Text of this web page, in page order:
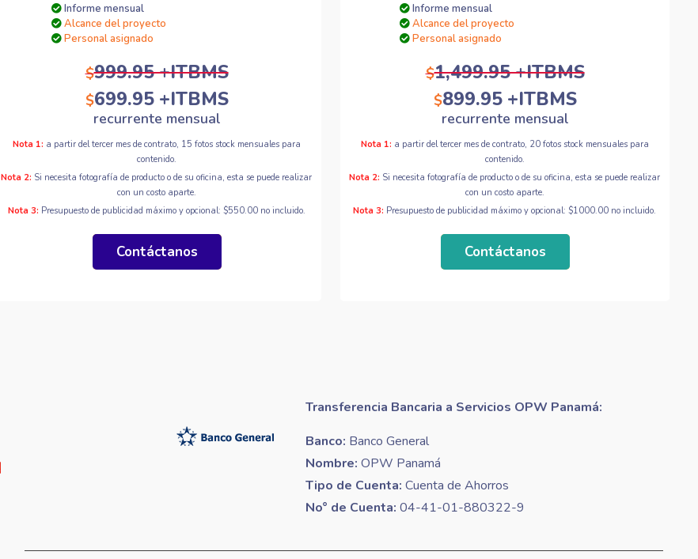
Informe mensual
Alcance del proyecto
Personal asignado
$999.95 +ITBMS
$699.95 +ITBMS
recurrente mensual
Nota 1: a partir del tercer mes de contrato, 15 fotos stock mensuales para
contenido.
Nota 2: Si necesita fotografía de producto o de su oficina, esta se puede realizar
con un costo aparte.
Nota 3: Presupuesto de publicidad máximo y opcional: $550.00 no incluido.
Contáctanos
Informe mensual
Alcance del proyecto
Personal asignado
$1,499.95 +ITBMS
$899.95 +ITBMS
recurrente mensual
Nota 1: a partir del tercer mes de contrato, 20 fotos stock mensuales para
contenido.
Nota 2: Si necesita fotografía de producto o de su oficina, esta se puede realizar
con un costo aparte.
Nota 3: Presupuesto de publicidad máximo y opcional: $1000.00 no incluido.
Contáctanos
Transferencia Bancaria a Servicios OPW Panamá:
Banco: Banco General
Nombre: OPW Panamá
Tipo de Cuenta: Cuenta de Ahorros
No° de Cuenta: 04-41-01-880322-9